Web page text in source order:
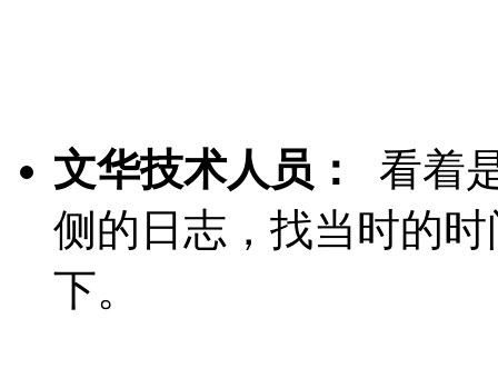
文华技术人员：
看着
侧的日志，找当时的
下。